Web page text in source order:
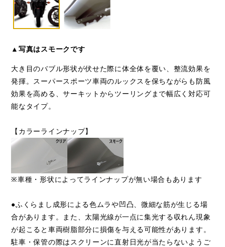
▲写真はスモークです
大き目のバブル形状が伏せた際に体全体を覆い、整流効果を
発揮。スーパースポーツ車両のルックスを保ちながらも防風
効果を高める、サーキットからツーリングまで幅広く対応可
能なタイプ。
【カラーラインナップ】
※車種・形状によってラインナップが無い場合もあります
●ふくらまし成形による色ムラや凹凸、微細な筋が生じる場
合があります。また、太陽光線が一点に集光する収れん現象
が起こると車両樹脂部分に損傷を与える可能性があります。
駐車・保管の際はスクリーンに直射日光が当たらないようご